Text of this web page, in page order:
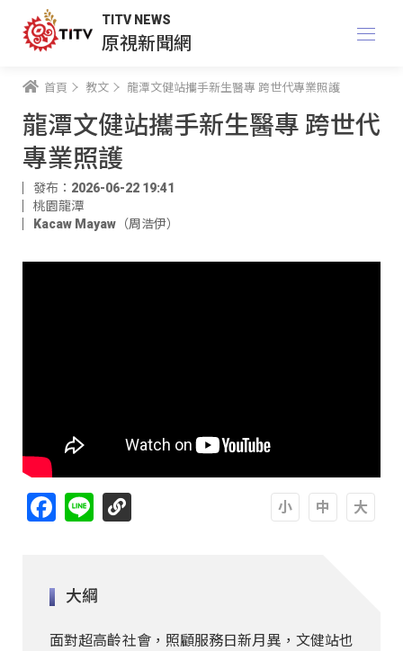
TITV NEWS
原視新聞網
首頁 教文 龍潭文健站攜手新生醫專 跨世代專業照護
龍潭文健站攜手新生醫專 跨世代
專業照護
發布：2026-06-22 19:41
桃園龍潭
Kacaw Mayaw（周浩伊）
Facebook
Line
大綱
面對超高齡社會，照顧服務日新月異，文健站也